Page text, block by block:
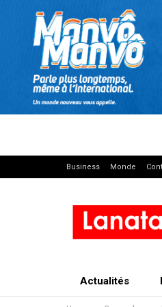
Business Monde
Actualités